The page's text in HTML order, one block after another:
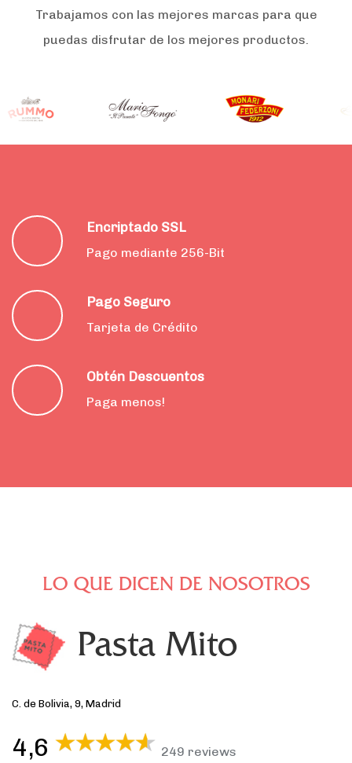
Trabajamos con las mejores marcas para que
puedas disfrutar de los mejores productos.
Encriptado SSL
Pago mediante 256-Bit
Pago Seguro
Tarjeta de Crédito
Obtén Descuentos
Paga menos!
LO QUE DICEN DE NOSOTROS
Pasta Mito
C. de Bolivia, 9, Madrid
4,6 249 reviews